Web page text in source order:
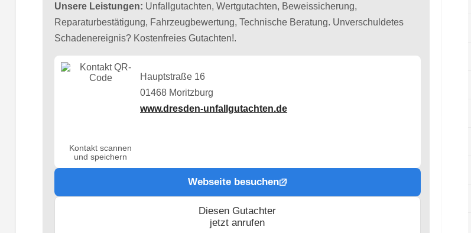
Unsere Leistungen: Unfallgutachten, Wertgutachten, Beweissicherung,
Reparaturbestätigung, Fahrzeugbewertung, Technische Beratung. Unverschuldetes
Schadenereignis? Kostenfreies Gutachten!.
Kontakt scannen
und speichern
Hauptstraße 16
01468 Moritzburg
www.dresden-unfallgutachten.de
Webseite besuchen
Diesen Gutachter
jetzt anrufen